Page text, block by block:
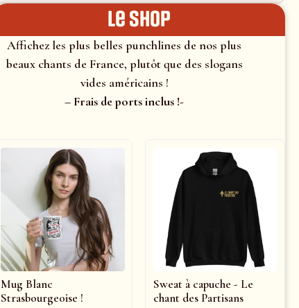
le shop
Affichez les plus belles punchlines de nos plus
beaux chants de France, plutôt que des slogans
vides américains !
– Frais de ports inclus !-
Mug Blanc
Strasbourgeoise !
Sweat à capuche - Le
chant des Partisans